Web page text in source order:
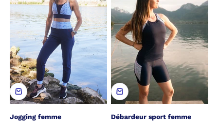
Jogging femme
Débardeur sport femme